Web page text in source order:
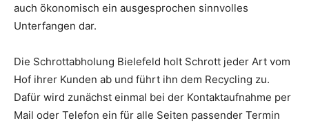
auch ökonomisch ein ausgesprochen sinnvolles
Unterfangen dar.
Die Schrottabholung Bielefeld holt Schrott jeder Art vom
Hof ihrer Kunden ab und führt ihn dem Recycling zu.
Dafür wird zunächst einmal bei der Kontaktaufnahme per
Mail oder Telefon ein für alle Seiten passender Termin